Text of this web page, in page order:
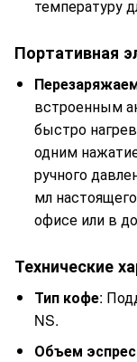
температуру
Портативная
встроенным
быстро
одним
ручного
мл
офисе или в
Технические
Тип кофе:
NS.
Объем